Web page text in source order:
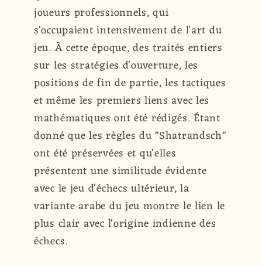
joueurs professionnels, qui
s'occupaient intensivement de l'art du
jeu. À cette époque, des traités entiers
sur les stratégies d'ouverture, les
positions de fin de partie, les tactiques
et même les premiers liens avec les
mathématiques ont été rédigés. Étant
donné que les règles du "Shatrandsch"
ont été préservées et qu'elles
présentent une similitude évidente
avec le jeu d'échecs ultérieur, la
variante arabe du jeu montre le lien le
plus clair avec l'origine indienne des
échecs.